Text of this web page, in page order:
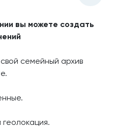
вы можете создать
семейный архив